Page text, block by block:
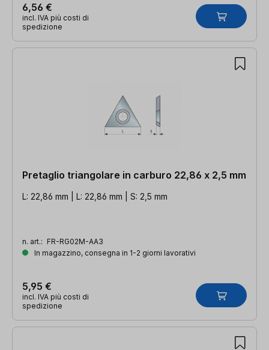
6,56 €
incl. IVA più costi di
spedizione
Pretaglio triangolare in carburo 22,86 x 2,5 mm
L: 22,86 mm | L: 22,86 mm | S: 2,5 mm
n. art.: FR-RG02M-AA3
In magazzino, consegna in 1-2 giorni lavorativi
5,95 €
incl. IVA più costi di
spedizione